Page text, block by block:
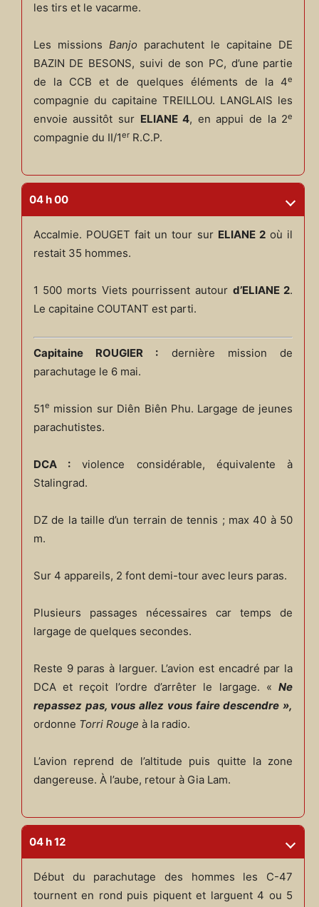
les tirs et le vacarme.
Les missions Banjoparachutent le capitaine DE
BAZIN DE BESONS, suivi de son PC, d’une partie
de la CCB et de quelques éléments de la 4e
compagnie du capitaine TREILLOU. LANGLAIS les
envoie aussitôt sur ELIANE 4, en appui de la 2e
compagnie du II/1erR.C.P.
04 h 00
Accalmie. POUGET fait un tour sur ELIANE 2où il
restait 35 hommes.
1 500 morts Viets pourrissent autour d’ELIANE 2.
Le capitaine COUTANT est parti.
Capitaine ROUGIER : dernière mission de
parachutage le 6 mai.
51e mission sur Diên Biên Phu. Largage de jeunes
parachutistes.
DCA : violence considérable, équivalente à
Stalingrad.
DZ de la taille d’un terrain de tennis ; max 40 à 50
m.
Sur 4 appareils, 2 font demi-tour avec leurs paras.
Plusieurs passages nécessaires car temps de
largage de quelques secondes.
Reste 9 paras à larguer. L’avion est encadré par la
DCA et reçoit l’ordre d’arrêter le largage. «Ne
repassez pas, vous allez vous faire descendre »,
ordonne Torri Rouge à la radio.
L’avion reprend de l’altitude puis quitte la zone
dangereuse. À l’aube, retour à Gia Lam.
04 h 12
Début du parachutage des hommes les C-47
tournent en rond puis piquent et larguent 4 ou 5